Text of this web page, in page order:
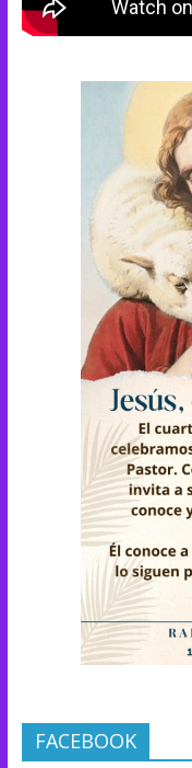
FACEBOOK